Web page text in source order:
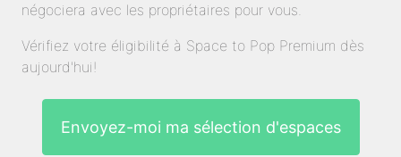
négociera avec les propriétaires pour vous.
Vérifiez votre éligibilité à Space to Pop Premium dès
aujourd'hui!
Envoyez-moi ma sélection d'espaces